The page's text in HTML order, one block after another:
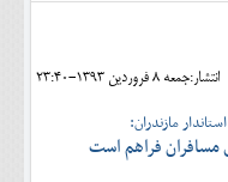
انتشار:جمعه 8 فروردين 1393-23:40
مازندران:
مسافران فراهم است